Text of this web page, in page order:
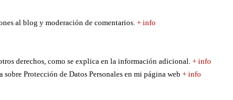
al blog y moderación de comentarios.+ info
derechos, como se explica en la información adicional.+ info
Protección de Datos Personales en mi página web+ info